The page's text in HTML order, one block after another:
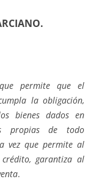
.
permite que el
la obligación,
bienes dados en
propias de todo
vez que permite al
garantiza al
.